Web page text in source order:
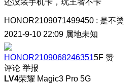
HONOR2109071499450 : 是不烫
2021-9-10 22:09 属地未知
HONOR21090682463515F 赞
评论 举报
LV4荣耀 Magic3 Pro 5G